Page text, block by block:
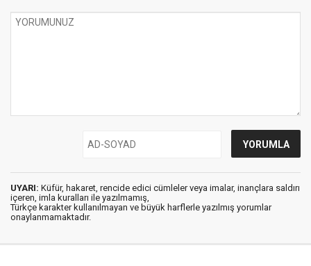
UYARI: Küfür, hakaret, rencide edici cümleler veya imalar, inançlara saldırı
içeren, imla kuralları ile yazılmamış,
Türkçe karakter kullanılmayan ve büyük harflerle yazılmış yorumlar
onaylanmamaktadır.